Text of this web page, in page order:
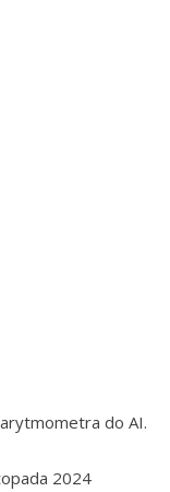
do AI.
2024